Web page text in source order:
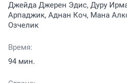
Джейда Джерен Эдис, Дуру
Арпаджик, Аднан Коч, Мана
Озчелик
Время:
94 мин.